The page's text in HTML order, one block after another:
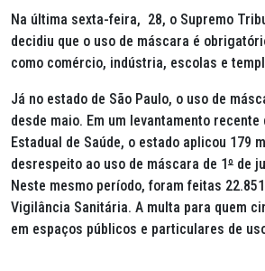
Na última sexta-feira, 28, o Supremo
decidiu que o uso de máscara é
como comércio, indústria, escolas e
Já no estado de São Paulo, o uso de
desde maio. Em um levantamento
Estadual de Saúde, o estado aplicou 179
desrespeito ao uso de máscara de 1º de
Neste mesmo período, foram feitas
Vigilância Sanitária. A multa para quem
em espaços públicos e particulares de